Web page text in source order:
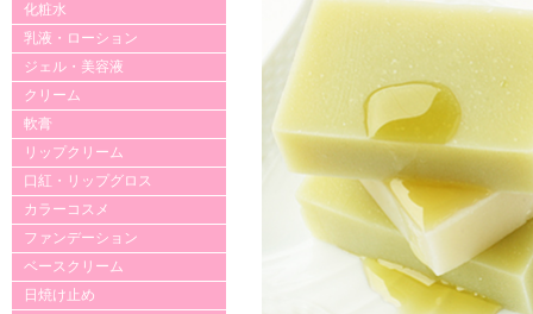
化粧水
乳液・ローション
ジェル・美容液
クリーム
軟膏
リップクリーム
口紅・リップグロス
カラーコスメ
ファンデーション
ベースクリーム
日焼け止め